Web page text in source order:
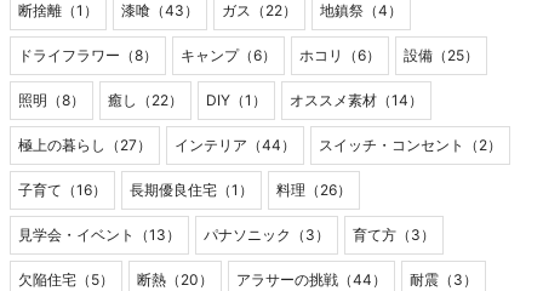
断捨離（1） 漆喰（43） ガス（22） 地鎮祭（4）
ドライフラワー（8） キャンプ（6） ホコリ（6） 設備（25）
照明（8） 癒し（22） DIY（1） オススメ素材（14）
極上の暮らし（27） インテリア（44） スイッチ・コンセント（2）
子育て（16） 長期優良住宅（1） 料理（26）
見学会・イベント（13） パナソニック（3） 育て方（3）
欠陥住宅（5） 断熱（20） アラサーの挑戦（44） 耐震（3）